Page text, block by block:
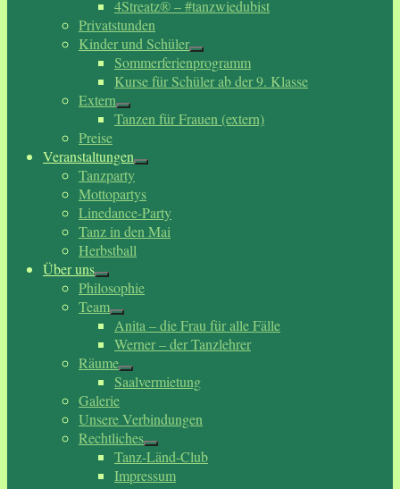
4Streatz® – #tanzwiedubist
Privatstunden
Kinder und Schüler
Sommerferienprogramm
Kurse für Schüler ab der 9. Klasse
Extern
Tanzen für Frauen (extern)
Preise
Veranstaltungen
Tanzparty
Mottopartys
Linedance-Party
Tanz in den Mai
Herbstball
Über uns
Philosophie
Team
Anita – die Frau für alle Fälle
Werner – der Tanzlehrer
Räume
Saalvermietung
Galerie
Unsere Verbindungen
Rechtliches
Tanz-Länd-Club
Impressum